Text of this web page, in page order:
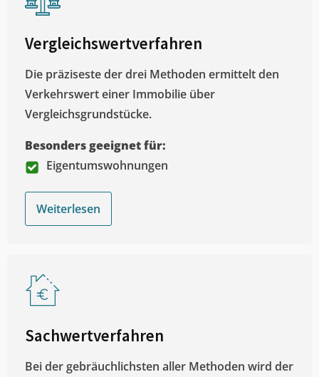
Vergleichswertverfahren
Die präziseste der drei Methoden ermittelt den
Verkehrswert einer Immobilie über
Vergleichsgrundstücke.
Besonders geeignet für:
Eigentumswohnungen
Weiterlesen
Sachwertverfahren
Bei der gebräuchlichsten aller Methoden wird der